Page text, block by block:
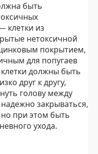
быть
клетки из
нетоксичной
покрытием,
для попугаев
должны быть
друг к другу,
голову между
закрываться,
при этом быть
ухода.